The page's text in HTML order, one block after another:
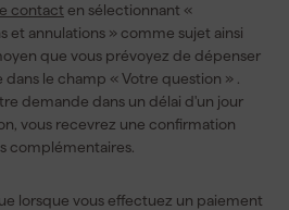
contact en sélectionnant «
et annulations » comme sujet ainsi
que vous prévoyez de dépenser
le champ « Votre question » .
demande dans un délai d'un jour
vous recevrez une confirmation
complémentaires.
lorsque vous effectuez un paiement